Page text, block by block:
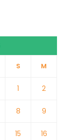
S M
1 2
8 9
15 16